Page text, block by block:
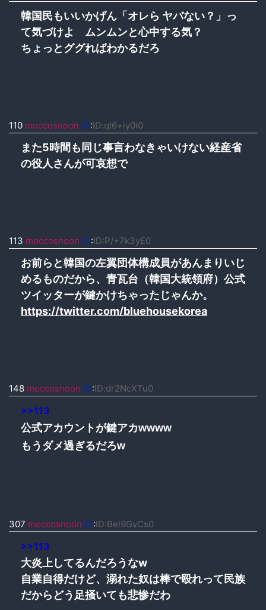
韓国民もいいかげん「オレら ヤバない？」っ
て気づけよ ムンムンと心中する気？
ちょっとググればわかるだろ
110 moccosnoon ID:ID:ql6+iy0i0
また5時間も同じ事言わなきゃいけない経産省
の役人さんが可哀想で
113 moccosnoon ID:ID:P/+7k3yE0
お前らと韓国の左翼団体構成員があんまりいじ
めるものだから、青瓦台（韓国大統領府）公式
ツイッターが鍵かけちゃったじゃんか。
https://twitter.com/bluehousekorea
148 moccosnoon ID:ID:dr2NcXTu0
>>113
公式アカウントが鍵アカwwww
もうダメ過ぎるだろw
307 moccosnoon ID:ID:Bel9GvCs0
>>113
大炎上してるんだろうなw
自業自得だけど、溺れた奴は棒で殴れって民族
だからどう足掻いても悲惨だわ